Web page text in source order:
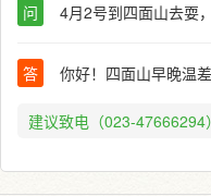
问 4月2号到四面山去耍
答 你好！四面山早晚温
建议致电（023-47666294